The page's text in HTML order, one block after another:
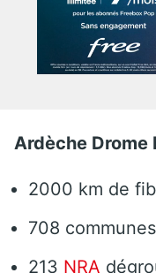
Ardèche Drome
2000 km de
708
213 NRA